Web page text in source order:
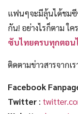
แฟนๆจะมีลุ้นได้ชมซี
กัน! อย่างไรก็ตาม ใ
ซับไทยครบทุกตอน
ติดตามข่าวสารจากเ
Facebook
Twitter :